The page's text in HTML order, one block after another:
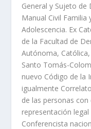
General y Sujeto de
Manual Civil
Adolescencia. Ex
de la Facultad de
Autónoma,
Santo Tomás-
nuevo Código de la
igualmente
de las personas
representación
Conferencista